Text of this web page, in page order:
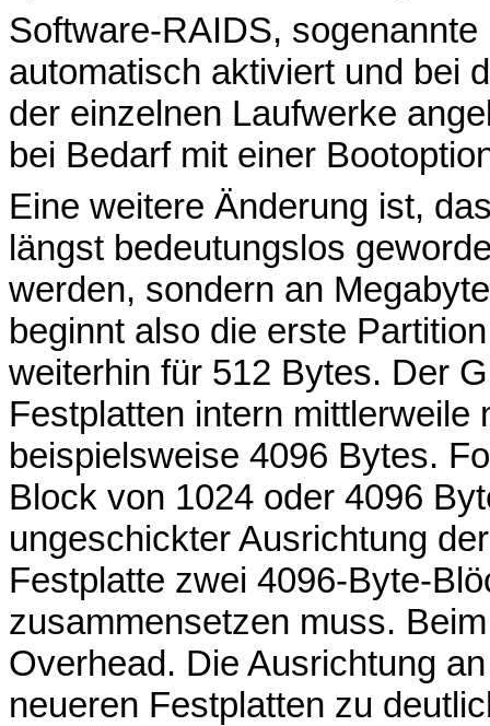
Software-RAIDS,
automatisch aktiviert und bei
der einzelnen Laufwerke
bei Bedarf mit einer
Eine weitere Änderung ist,
längst bedeutungslos
werden, sondern an
beginnt also die erste
weiterhin für 512 Bytes. Der
Festplatten intern
beispielsweise 4096 Bytes.
Block von 1024 oder 4096
ungeschickter Ausrichtung
Festplatte zwei 4096-Byte-
zusammensetzen muss.
Overhead. Die Ausrichtung
neueren Festplatten zu